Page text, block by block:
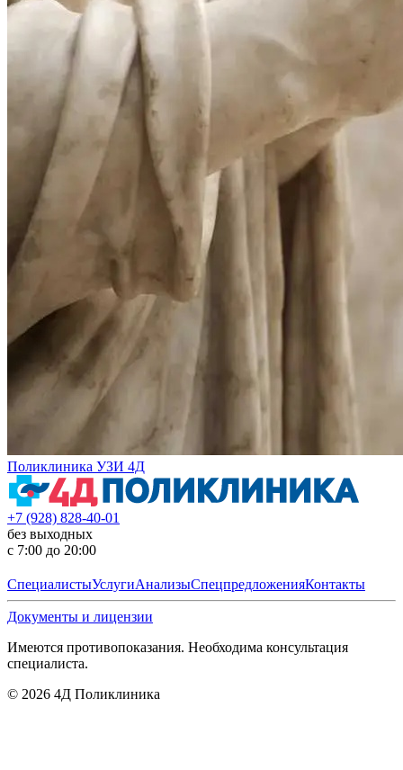
Поликлиника УЗИ 4Д
+7 (928) 828-40-01
без выходных
с 7:00 до 20:00
СпециалистыУслугиАнализыСпецпредложенияКонтакты
Документы и лицензии
Имеются противопоказания. Необходима консультация
специалиста.
© 2026 4Д Поликлиника